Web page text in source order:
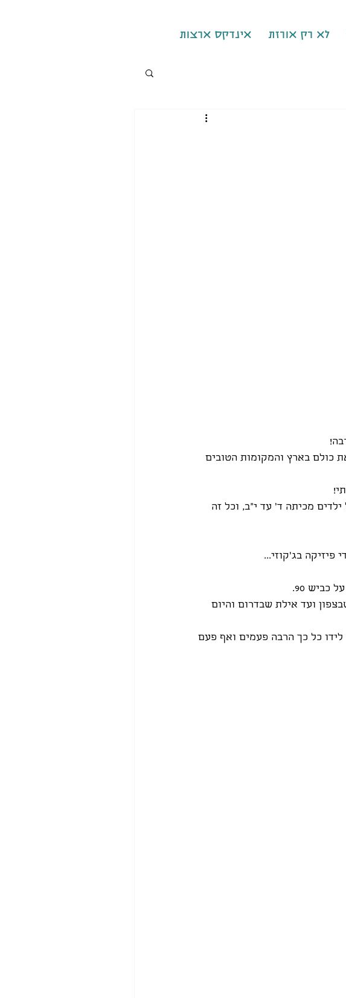
לא רק אורזת אינדקס ארצות
כולם בארץ והמקומות הטובים
מכיתה ד' עד י"ב, וכל זה
90.
ועד אילת שבדרום והיום
כל כך הרבה פעמים ואף פעם